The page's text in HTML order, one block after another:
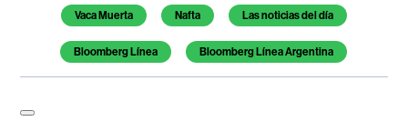
Temas de este artículo
Vaca Muerta Nafta Las noticias del día
Bloomberg Línea Bloomberg Línea Argentina